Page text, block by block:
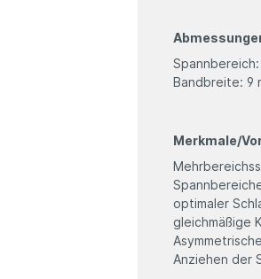
Spannbereich:
Bandbreite: 9
Merkmale/
optimaler
gleichmäßige
Anziehen der